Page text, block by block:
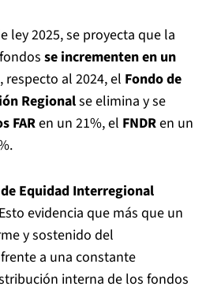
ley 2025, se proyecta que la
se incrementen en un
respecto al 2024, el Fondo de
Regionalse elimina y se
FARen un 21%, el FNDRen un
Equidad Interregional
evidencia que más que un
y sostenido del
a una constante
interna de los fondos